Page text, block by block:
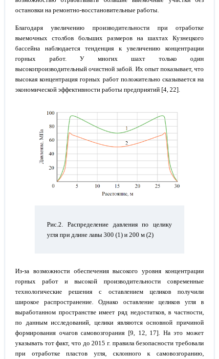
остановки на ремонтно-восстановительные работы.
Благодаря увеличению производительности при отработке
выемочных столбов больших размеров на шахтах Кузнецкого
бассейна наблюдается тенденция к увеличению концентрации
горных работ. У многих шахт только один
высокопроизводительный очистной забой. Их опыт показывает, что
высокая концентрация горных работ положительно сказывается на
экономической эффективности работы предприятий [4, 22].
Рис.2. Распределение давления по целику
угля при длине лавы 300 (1) и 200 м (2)
Из-за возможности обеспечения высокого уровня концентрации
горных работ и высокой производительности современные
технологические решения с оставлением целиков получили
широкое распространение. Однако оставление целиков угля в
выработанном пространстве имеет ряд недостатков, в частности,
по данным исследований, целики являются основной причиной
формирования очагов самовозгорания [9, 12, 17]. На это может
указывать тот факт, что до 2015 г. правила безопасности требовали
при отработке пластов угля, склонного к самовозгоранию,